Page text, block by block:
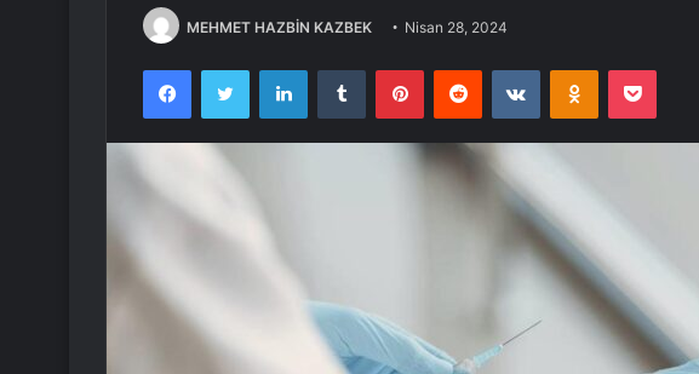
MEHMET HAZBİN KAZBEK Nisan 28, 2024
FacebookTwitter LinkedInTumblr PinterestReddit VKontakteOdnoklassniki
Pocket